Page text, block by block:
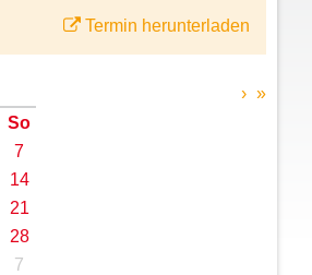
Termin herunterladen
So
7
14
21
28
7
› »